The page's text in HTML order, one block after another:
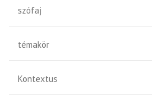
szófaj
témakör
Kontextus